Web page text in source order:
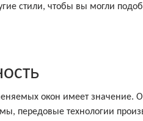
стили, чтобы вы могли
окон имеет значение.
передовые технологии